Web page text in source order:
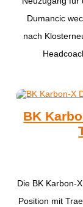
Dumancic
nach
BK
Die BK Karbon-
Position mit